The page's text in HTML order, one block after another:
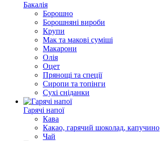
Бакалія
Борошно
Борошняні вироби
Крупи
Мак та макові суміші
Макарони
Олія
Оцет
Прянощі та спеції
Сиропи та топінги
Сухі сніданки
Гарячі напої
Кава
Какао, гарячий шоколад, капучино
Чай